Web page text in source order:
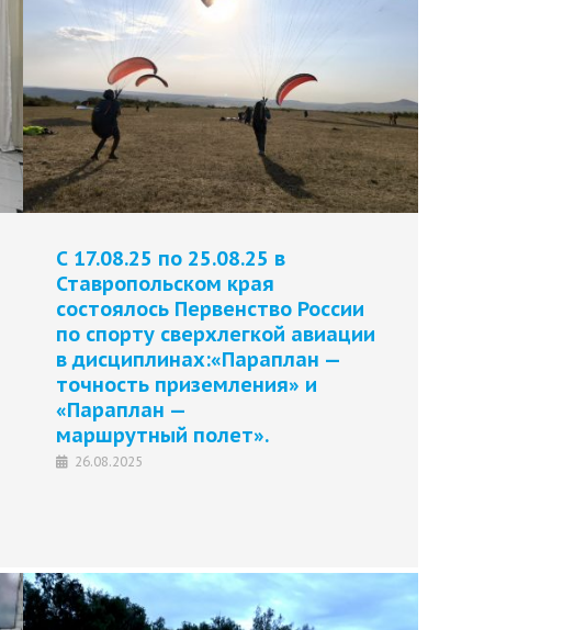
С 17.08.25 по 25.08.25 в
Ставропольском края
состоялось Первенство России
по спорту сверхлегкой авиации
в дисциплинах:«Параплан —
точность приземления» и
«Параплан —
маршрутный полет».
26.08.2025